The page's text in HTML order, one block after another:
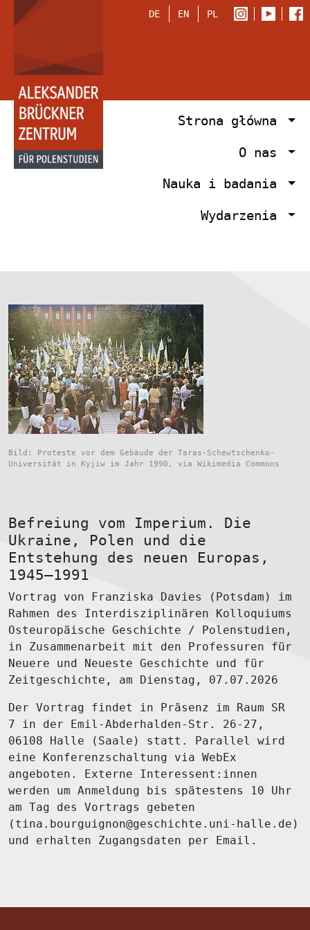
DE EN PL
Strona główna
O nas
Nauka i badania
Wydarzenia
Bild: Proteste vor dem Gebäude der Taras-Schewtschenko-
Universität in Kyjiw im Jahr 1990, via Wikimedia Commons
Befreiung vom Imperium. Die
Ukraine, Polen und die
Entstehung des neuen Europas,
1945–1991
Vortrag von Franziska Davies (Potsdam) im
Rahmen des Interdisziplinären Kolloquiums
Osteuropäische Geschichte / Polenstudien,
in Zusammenarbeit mit den Professuren für
Neuere und Neueste Geschichte und für
Zeitgeschichte, am Dienstag, 07.07.2026
Der Vortrag findet in Präsenz im Raum SR
7 in der Emil-Abderhalden-Str. 26-27,
06108 Halle (Saale) statt. Parallel wird
eine Konferenzschaltung via WebEx
angeboten. Externe Interessent:innen
werden um Anmeldung bis spätestens 10 Uhr
am Tag des Vortrags gebeten
(tina.bourguignon@geschichte.uni-halle.de)
und erhalten Zugangsdaten per Email.